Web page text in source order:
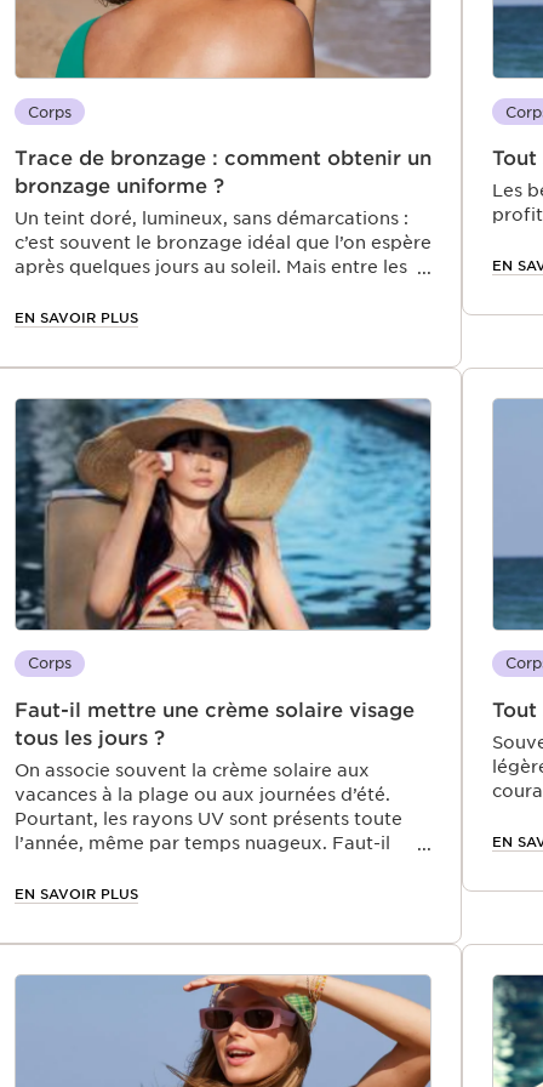
Corps
Trace de bronzage : comment obtenir un
bronzage uniforme ?
Un teint doré, lumineux, sans démarcations :
c’est souvent le bronzage idéal que l’on espère
après quelques jours au soleil. Mais entre les
expositions inégales, le bronzage uniforme
quelques gestes simples permettent de
traces. Dans cet article, découvrez comment
préparer votre peau, vous exposer
intelligemment et prolonger un bronzage
parfaitement harmonieux.
EN SAVOIR PLUS
Tout
Les
les
tous
EN
Corps
Faut-il mettre une crème solaire visage
tous les jours ?
On associe souvent la crème solaire aux
vacances à la plage ou aux journées d’été.
Pourtant, les rayons UV sont présents toute
l’année, même par temps nuageux. Faut-il
visage au quotidien ? La réponse est oui,
vieillissement cutané, les taches pigmentaires
terme. Dans cet article, on vous explique
pourquoi intégrer une crème solaire à votre
routine beauté quotidienne est un réflexe à
adopter, quelle que soit la saison.
EN SAVOIR PLUS
Tout
? À
15,
est
EN